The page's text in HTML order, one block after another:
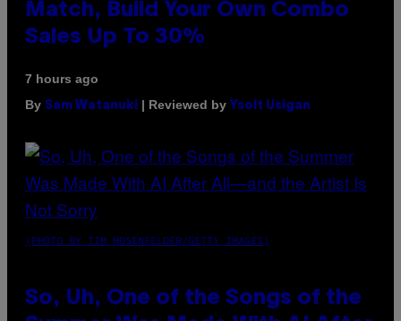
Match, Build Your Own Combo
Sales Up To 30%
7 hours ago
By Sam Watanuki | Reviewed by Ysolt Usigan
(PHOTO BY TIM MOSENFELDER/GETTY IMAGES)
So, Uh, One of the Songs of the